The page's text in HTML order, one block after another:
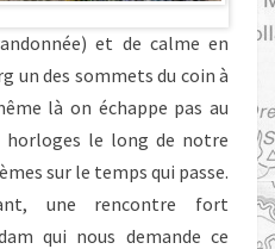
et de calme en
un des sommets du coin à
là on échappe pas au
horloges le long de notre
sur le temps qui passe.
une rencontre fort
qui nous demande ce